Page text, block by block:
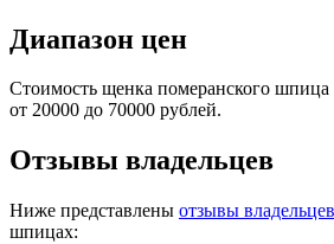
Диапазон цен
Стоимость щенка померанского шпица
от 20000 до 70000 рублей.
Отзывы владельцев
Ниже представлены отзывы владельцев
шпицах: